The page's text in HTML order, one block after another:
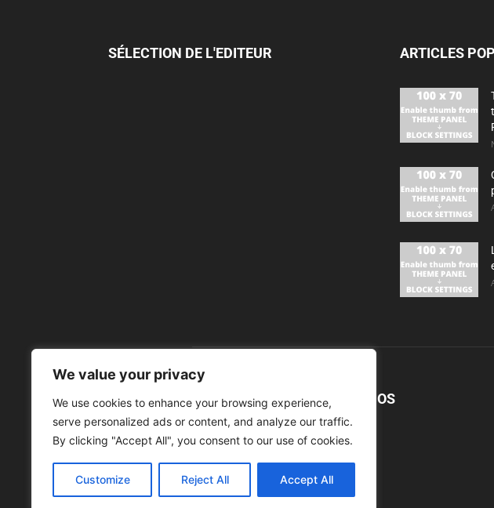
We value your privacy
We use cookies to enhance your browsing experience,
serve personalized ads or content, and analyze our traffic.
By clicking "Accept All", you consent to our use of cookies.
Customize Reject All Accept All
SÉLECTION DE L'EDITEUR ARTICLES
À PROPOS